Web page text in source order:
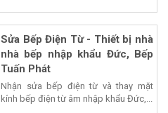
Sửa Bếp Điện Từ - Thiết bị nhà
nhà bếp nhập khẩu Đức, Bếp
Tuấn Phát
Nhận sửa bếp điện từ và thay mặt
kính bếp điện từ âm nhập khẩu Đức,...